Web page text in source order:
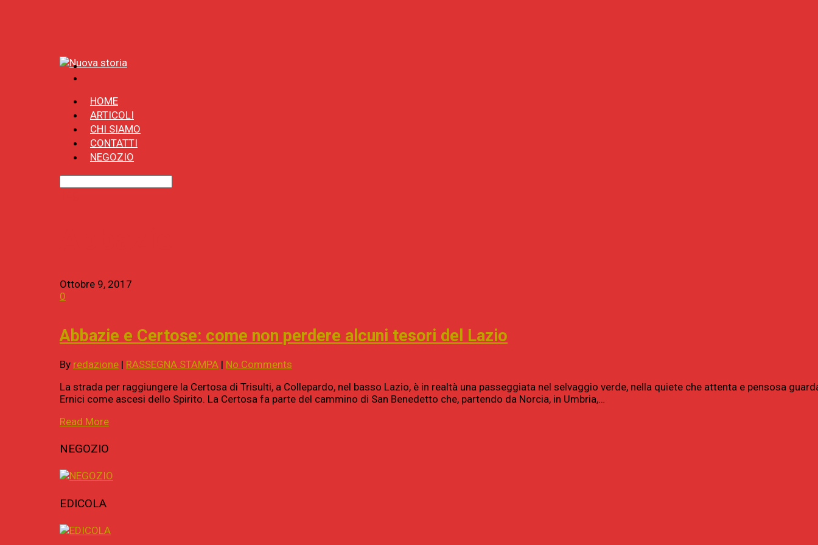
HOME
ARTICOLI
CHI SIAMO
CONTATTI
NEGOZIO
Ottobre 9, 2017
0
Abbazie e Certose: come non perdere alcuni tesori del Lazio
By redazione | RASSEGNA STAMPA | No Comments
La strada per raggiungere la Certosa di Trisulti, a Collepardo, nel basso Lazio, è in realtà una passeggiata nel selvaggio verde, nella quiete che attenta e pensosa
Ernici come ascesi dello Spirito. La Certosa fa parte del cammino di San Benedetto che, partendo da Norcia, in Umbria,…
Read More
NEGOZIO
EDICOLA